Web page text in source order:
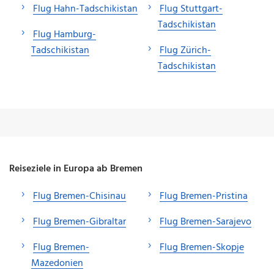
Flug Hahn-Tadschikistan
Flug Hamburg-
Tadschikistan
Flug Stuttgart-
Tadschikistan
Flug Zürich-
Tadschikistan
Reiseziele in Europa ab Bremen
Flug Bremen-Chisinau
Flug Bremen-Gibraltar
Flug Bremen-
Mazedonien
Flug Bremen-Pristina
Flug Bremen-Sarajevo
Flug Bremen-Skopje